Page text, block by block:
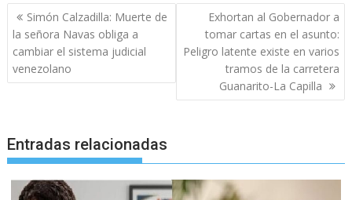
Navegación
de
entradas
Simón Calzadilla: Muerte de
la señora Navas obliga a
cambiar el sistema judicial
venezolano
Exhortan al Gobernador a
tomar cartas en el asunto:
Peligro latente existe en varios
tramos de la carretera
Guanarito-La Capilla
Entradas relacionadas